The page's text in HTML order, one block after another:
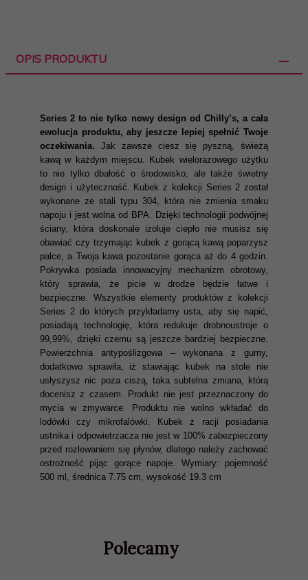
OPIS PRODUKTU
Series 2 to nie tylko nowy design od Chilly’s, a cała
ewolucja produktu, aby jeszcze lepiej spełnić Twoje
oczekiwania. Jak zawsze ciesz się pyszną, świeżą
kawą w każdym miejscu. Kubek wielorazowego użytku
to nie tylko dbałość o środowisko, ale także świetny
design i użyteczność. Kubek z kolekcji Series 2 został
wykonane ze stali typu 304, która nie zmienia smaku
napoju i jest wolna od BPA. Dzięki technologii podwójnej
ściany, która doskonale izoluje ciepło nie musisz się
obawiać czy trzymając kubek z gorącą kawą poparzysz
palce, a Twoja kawa pozostanie gorąca aż do 4 godzin.
Pokrywka posiada innowacyjny mechanizm obrotowy,
który sprawia, że picie w drodze będzie łatwe i
bezpieczne. Wszystkie elementy produktów z kolekcji
Series 2 do których przykładamy usta, aby się napić,
posiadają technologię, która redukuje drobnoustroje o
99,99%, dzięki czemu są jeszcze bardziej bezpieczne.
Powierzchnia antypoślizgowa – wykonana z gumy,
dodatkowo sprawiła, iż stawiając kubek na stole nie
usłyszysz nic poza ciszą, taka subtelna zmiana, którą
docenisz z czasem. Produkt nie jest przeznaczony do
mycia w zmywarce. Produktu nie wolno wkładać do
lodówki czy mikrofalówki. Kubek z racji posiadania
ustnika i odpowietrzacza nie jest w 100% zabezpieczony
przed rozlewaniem się płynów, dlatego należy zachować
ostrożność pijąc gorące napoje. Wymiary: pojemność
500 ml, średnica 7.75 cm, wysokość 19.3 cm
Polecamy